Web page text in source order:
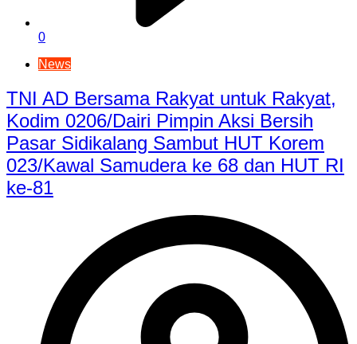
0
News
TNI AD Bersama Rakyat untuk Rakyat,
Kodim 0206/Dairi Pimpin Aksi Bersih
Pasar Sidikalang Sambut HUT Korem
023/Kawal Samudera ke 68 dan HUT RI
ke-81